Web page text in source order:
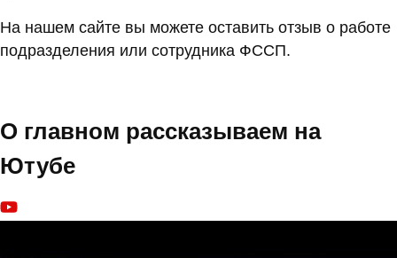
На нашем сайте вы можете оставить отзыв о работе
подразделения или сотрудника ФССП.
О главном рассказываем на
Ютубе